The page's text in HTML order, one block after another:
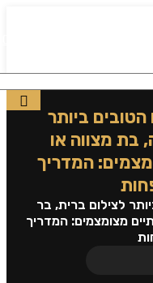
ביותר
בת מצווה או
המדריך
לצילום ברית, בר
מצומצמים: המדריך